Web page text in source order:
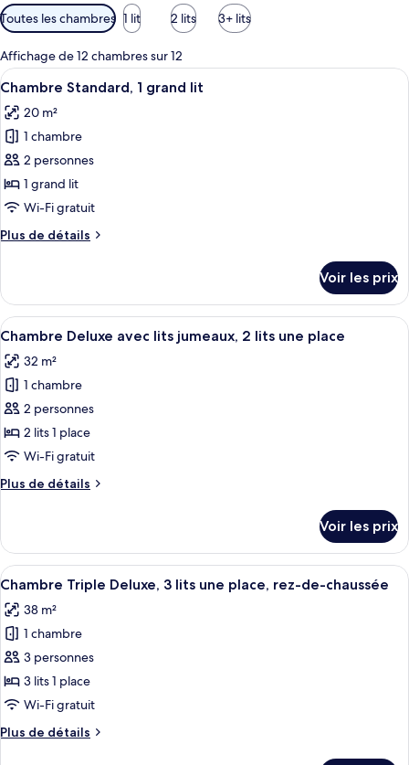
Filtres
disponibles
pour
les
chambres
Toutes les chambres 1 lit 2 lits 3+ lits
Affichage de 12 chambres sur 12
Afficher
toutes
les
photos
pour
ce
type
chambre :
grand
lit
Une chambre d’hôtel avec une tête
5
Chambre Standard, 1 grand lit
20 m²
1 chambre
2 personnes
1 grand lit
Wi-Fi gratuit
Plus de détails
Plus
le
type
de
Chambre
Standard,
grand
lit
Voir les prix
Afficher
toutes
les
photos
pour
ce
type
chambre :
avec
lits
jumeaux,
2
lits
une
place
Une chambre d’hôtel avec deux lits,
5
Chambre Deluxe avec lits jumeaux, 2 lits une place
32 m²
1 chambre
2 personnes
2 lits 1 place
Wi-Fi gratuit
Plus de détails
Plus
le
type
de
Chambre
Deluxe
avec
lits
jumeaux,
2
lits
une
Voir les prix
Afficher
toutes
les
photos
pour
ce
type
chambre :
Une chambre d’hôtel avec deux
4
Chambre Triple Deluxe, 3 lits une place, rez-de-chaussée
38 m²
1 chambre
3 personnes
3 lits 1 place
Wi-Fi gratuit
Plus de détails
Plus